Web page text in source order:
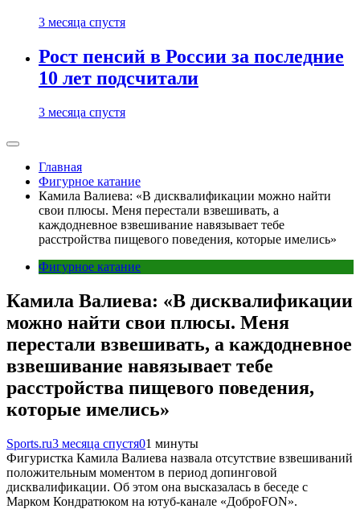
3 месяца спустя
Рост пенсий в России за последние
10 лет подсчитали
3 месяца спустя
Главная
Фигурное катание
Камила Валиева: «В дисквалификации можно найти
свои плюсы. Меня перестали взвешивать, а
каждодневное взвешивание навязывает тебе
расстройства пищевого поведения, которые имелись»
Фигурное катание
Камила Валиева: «В дисквалификации
можно найти свои плюсы. Меня
перестали взвешивать, а каждодневное
взвешивание навязывает тебе
расстройства пищевого поведения,
которые имелись»
Sports.ru3 месяца спустя01 минуты
Фигуристка Камила Валиева назвала отсутствие взвешиваний
положительным моментом в период допинговой
дисквалификации. Об этом она высказалась в беседе с
Марком Кондратюком на ютуб-канале «ДоброFON».